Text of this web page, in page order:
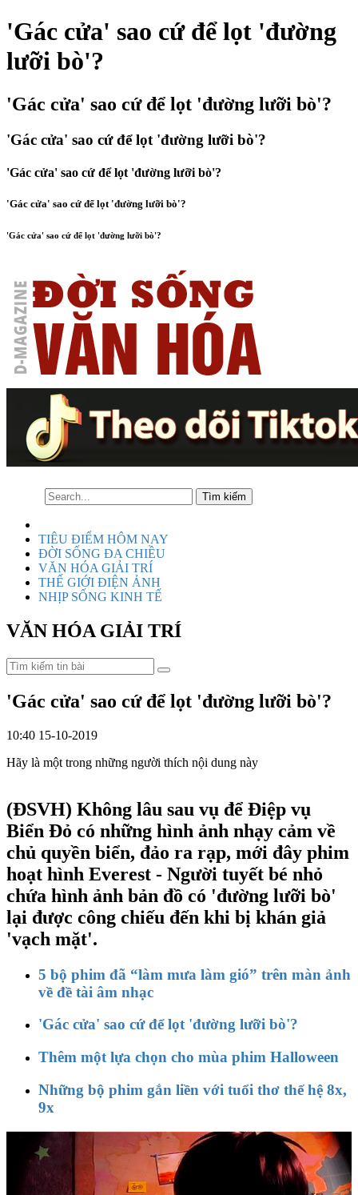
'Gác cửa' sao cứ để lọt 'đường
lưỡi bò'?
'Gác cửa' sao cứ để lọt 'đường lưỡi bò'?
'Gác cửa' sao cứ để lọt 'đường lưỡi bò'?
'Gác cửa' sao cứ để lọt 'đường lưỡi bò'?
'Gác cửa' sao cứ để lọt 'đường lưỡi bò'?
'Gác cửa' sao cứ để lọt 'đường lưỡi bò'?
TIÊU ĐIỂM HÔM NAY
ĐỜI SỐNG ĐA CHIỀU
VĂN HÓA GIẢI TRÍ
THẾ GIỚI ĐIỆN ẢNH
NHỊP SỐNG KINH TẾ
VĂN HÓA GIẢI TRÍ
'Gác cửa' sao cứ để lọt 'đường lưỡi bò'?
10:40 15-10-2019
Hãy là một trong những người thích nội dung này
(ĐSVH) Không lâu sau vụ để Điệp vụ
Biển Đỏ có những hình ảnh nhạy cảm về
chủ quyền biển, đảo ra rạp, mới đây phim
hoạt hình Everest - Người tuyết bé nhỏ
chứa hình ảnh bản đồ có 'đường lưỡi bò'
lại được công chiếu đến khi bị khán giả
'vạch mặt'.
5 bộ phim đã “làm mưa làm gió” trên màn ảnh
về đề tài âm nhạc
'Gác cửa' sao cứ để lọt 'đường lưỡi bò'?
Thêm một lựa chọn cho mùa phim Halloween
Những bộ phim gắn liền với tuổi thơ thế hệ 8x,
9x